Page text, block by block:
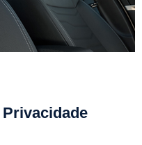
elétrica